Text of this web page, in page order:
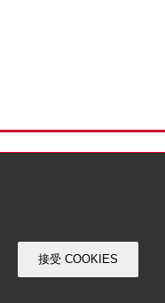
接受 COOKIES
公司)